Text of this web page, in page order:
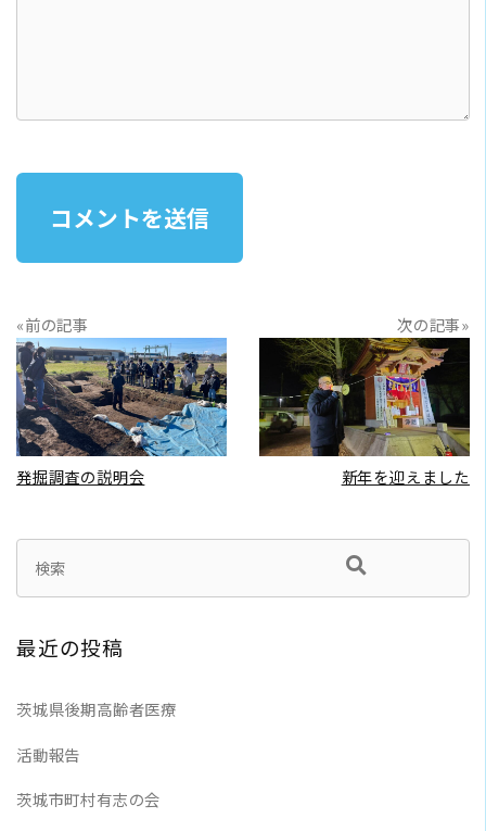
«前の記事
READ MORE
発掘調査の説明会
次の記事»
READ MORE
新年を迎えました
最近の投稿
茨城県後期高齢者医療
活動報告
茨城市町村有志の会